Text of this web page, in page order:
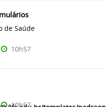
de Saúde
10h57
10h57